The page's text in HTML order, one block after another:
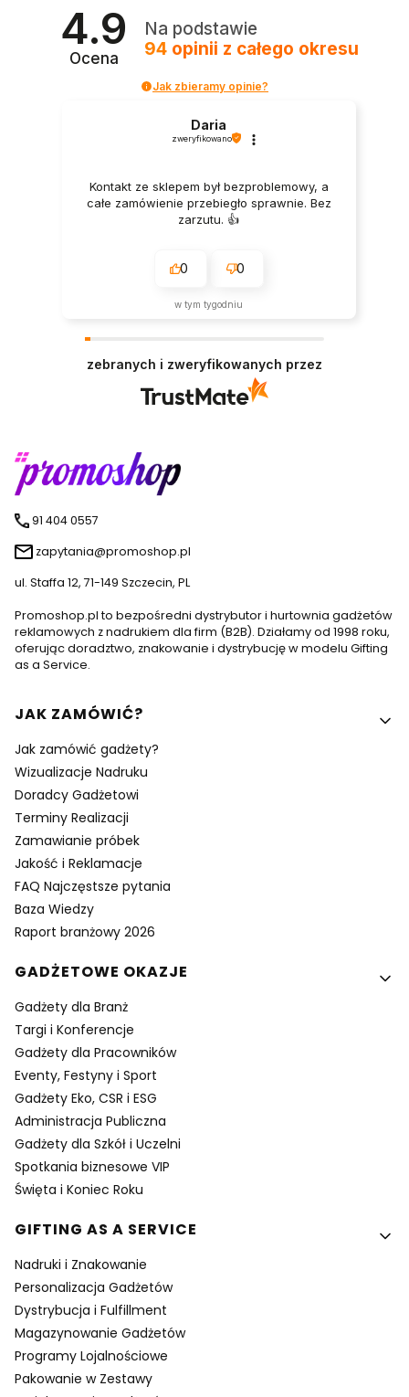
4.9
Ocena
Na podstawie
94 opinii z całego okresu
Jak zbieramy opinie?
Daria
zweryfikowano
Kontakt ze sklepem był bezproblemowy, a
całe zamówienie przebiegło sprawnie. Bez
zarzutu. 👍️
0 0
w tym tygodniu
zebranych i zweryfikowanych przez
91 404 0557
zapytania@promoshop.pl
ul. Staffa 12, 71-149 Szczecin, PL
Promoshop.pl to bezpośredni dystrybutor i hurtownia gadżetów
reklamowych z nadrukiem dla firm (B2B). Działamy od 1998 roku,
oferując doradztwo, znakowanie i dystrybucję w modelu Gifting
as a Service.
Linki w stopce
JAK ZAMÓWIĆ?
Jak zamówić gadżety?
Wizualizacje Nadruku
Doradcy Gadżetowi
Terminy Realizacji
Zamawianie próbek
Jakość i Reklamacje
FAQ Najczęstsze pytania
Baza Wiedzy
Raport branżowy 2026
GADŻETOWE OKAZJE
Gadżety dla Branż
Targi i Konferencje
Gadżety dla Pracowników
Eventy, Festyny i Sport
Gadżety Eko, CSR i ESG
Administracja Publiczna
Gadżety dla Szkół i Uczelni
Spotkania biznesowe VIP
Święta i Koniec Roku
GIFTING AS A SERVICE
Nadruki i Znakowanie
Personalizacja Gadżetów
Dystrybucja i Fulfillment
Magazynowanie Gadżetów
Programy Lojalnościowe
Pakowanie w Zestawy